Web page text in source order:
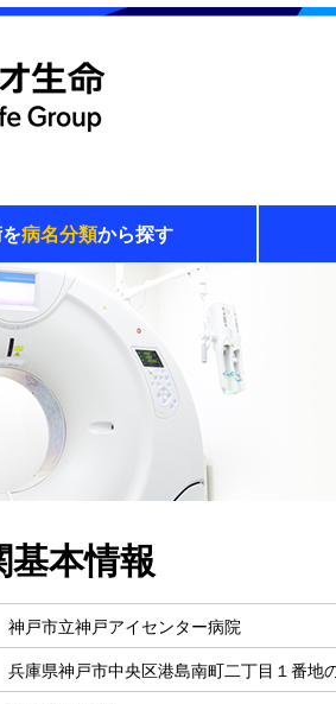
病名分類から探す
基本情報
神戸市立神戸アイセンター病院
兵庫県神戸市中央区港島南町二丁目１番地